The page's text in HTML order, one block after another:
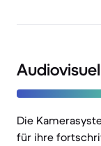
Die
für ihre